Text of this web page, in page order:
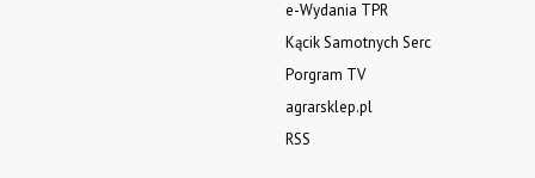
e-Wydania TPR
Kącik Samotnych Serc
Porgram TV
agrarsklep.pl
RSS